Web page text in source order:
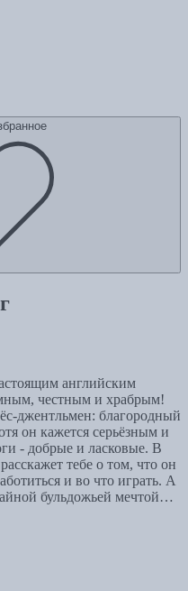
английским
честным и храбрым!
джентльмен: благородный
он кажется серьёзным и
- добрые и ласковые. В
тебе о том, что он
и во что играть. А
бульдожьей мечтой…